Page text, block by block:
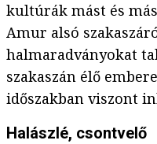
kultúrák mást és
Amur alsó
halmaradványokat
szakaszán élő
időszakban viszont
Halászlé, csontvelő